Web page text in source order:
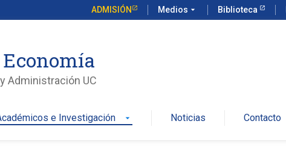
ADMISIÓN Medios arrow_drop_down Biblioteca
Administración UC
e Investigación arrow_drop_down Noticias Contacto